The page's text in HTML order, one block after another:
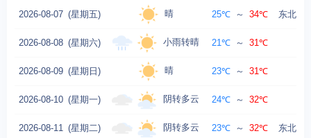
2026-08-07 (星期五) 晴 25℃ ～ 34℃ 东北风
2026-08-08 (星期六) 小雨转晴 21℃ ～ 31℃
2026-08-09 (星期日) 晴 23℃ ～ 31℃
2026-08-10 (星期一) 阴转多云 24℃ ～ 32℃
2026-08-11 (星期二) 阴转多云 23℃ ～ 32℃ 东北风